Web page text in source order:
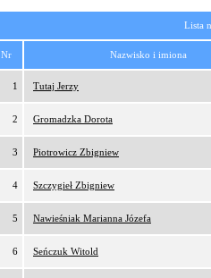
Lista
Nr Nazwisko i imiona
1 Tutaj Jerzy
2 Gromadzka Dorota
3 Piotrowicz Zbigniew
4 Szczygieł Zbigniew
5 Nawieśniak Marianna Józefa
6 Seńczuk Witold